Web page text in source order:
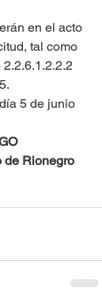
en el acto
tal como
5 de junio
de Rionegro